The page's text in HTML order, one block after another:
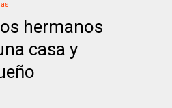
hermanos
casa y